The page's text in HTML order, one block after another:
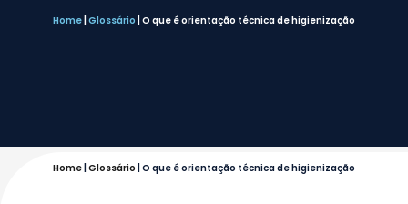
Home Glossário O que é orientação técnica de higienização
Home Glossário O que é orientação técnica de higienização